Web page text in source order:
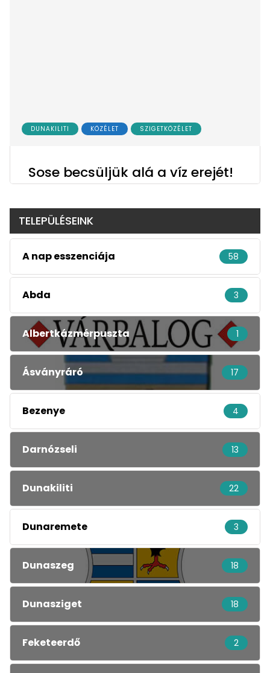
DUNAKILITI KÖZÉLET SZIGETKÖZÉLET
Sose becsüljük alá a víz erejét!
TELEPÜLÉSEINK
A nap esszenciája 58
Abda 3
Albertkázmérpuszta 1
Ásványráró 17
Bezenye 4
Darnózseli 13
Dunakiliti 22
Dunaremete 3
Dunaszeg 18
Dunasziget 18
Feketeerdő 2